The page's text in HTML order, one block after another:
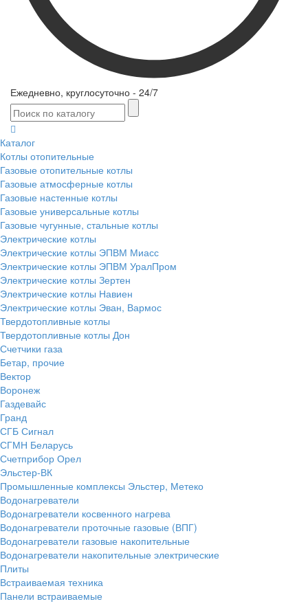
Ежедневно, круглосуточно - 24/7
Каталог
Котлы отопительные
Газовые отопительные котлы
Газовые атмосферные котлы
Газовые настенные котлы
Газовые универсальные котлы
Газовые чугунные, стальные котлы
Электрические котлы
Электрические котлы ЭПВМ Миасс
Электрические котлы ЭПВМ УралПром
Электрические котлы Зертен
Электрические котлы Навиен
Электрические котлы Эван, Вармос
Твердотопливные котлы
Твердотопливные котлы Дон
Счетчики газа
Бетар, прочие
Вектор
Воронеж
Газдевайс
Гранд
СГБ Сигнал
СГМН Беларусь
Счетприбор Орел
Эльстер-ВК
Промышленные комплексы Эльстер, Метеко
Водонагреватели
Водонагреватели косвенного нагрева
Водонагреватели проточные газовые (ВПГ)
Водонагреватели газовые накопительные
Водонагреватели накопительные электрические
Плиты
Встраиваемая техника
Панели встраиваемые